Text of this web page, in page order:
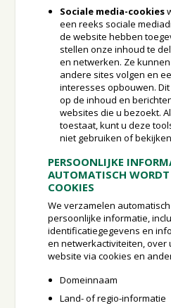
Sociale media-cookies
een reeks sociale
de website hebben
stellen onze inhoud te
en netwerken. Ze
andere sites volgen en
interesses opbouwen.
op de inhoud en
websites die u bezoekt.
toestaat, kunt u deze
niet gebruiken of
PERSOONLIJKE
AUTOMATISCH
COOKIES
We verzamelen
persoonlijke informatie,
identificatiegegevens en
en netwerkactiviteiten, over
website via cookies en
Domeinnaam
Land- of regio-informatie